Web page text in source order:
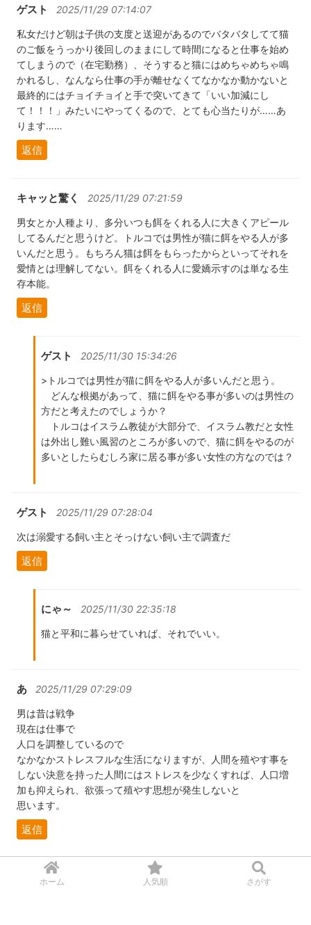
ホーム 人気順 さがす
ゲスト 2025/11/29 07:14:07
私女だけど朝は子供の支度と送迎があるのでバタバタしてて猫
のご飯をうっかり後回しのままにして時間になると仕事を始め
てしまうので（在宅勤務）、そうすると猫にはめちゃめちゃ鳴
かれるし、なんなら仕事の手が離せなくてなかなか動かないと
最終的にはチョイチョイと手で突いてきて「いい加減にし
て！！！」みたいにやってくるので、とても心当たりが……あ
ります……
返信
キャッと驚く 2025/11/29 07:21:59
男女とか人種より、多分いつも餌をくれる人に大きくアピール
してるんだと思うけど。トルコでは男性が猫に餌をやる人が多
いんだと思う。もちろん猫は餌をもらったからといってそれを
愛情とは理解してない。餌をくれる人に愛嬌示すのは単なる生
存本能。
返信
ゲスト 2025/11/30 15:34:26
>トルコでは男性が猫に餌をやる人が多いんだと思う。
どんな根拠があって、猫に餌をやる事が多いのは男性の
方だと考えたのでしょうか？
トルコはイスラム教徒が大部分で、イスラム教だと女性
は外出し難い風習のところが多いので、猫に餌をやるのが
多いとしたらむしろ家に居る事が多い女性の方なのでは？
ゲスト 2025/11/29 07:28:04
次は溺愛する飼い主とそっけない飼い主で調査だ
返信
にゃ～ 2025/11/30 22:35:18
猫と平和に暮らせていれば、それでいい。
あ 2025/11/29 07:29:09
男は昔は戦争
現在は仕事で
人口を調整しているので
なかなかストレスフルな生活になりますが、人間を殖やす事を
しない決意を持った人間にはストレスを少なくすれば、人口増
加も抑えられ、欲張って殖やす思想が発生しないと
思います。
返信
ながれぼし 2025/11/29 07:35:45